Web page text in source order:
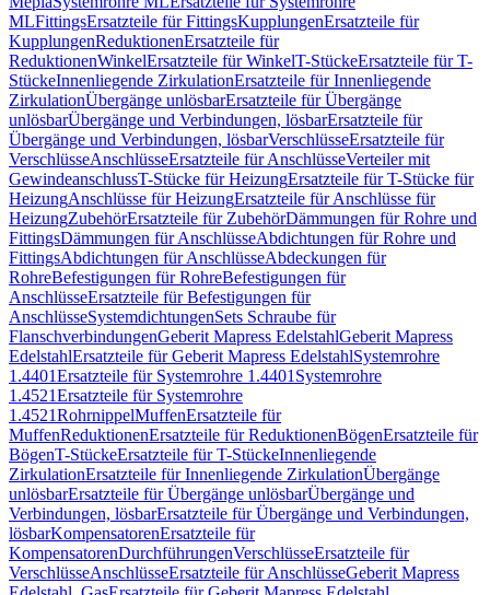
MLFittingsErsatzteile für FittingsKupplungenErsatzteile für
KupplungenReduktionenErsatzteile für
ReduktionenWinkelErsatzteile für WinkelT-StückeErsatzteile für T-
StückeInnenliegende ZirkulationErsatzteile für Innenliegende
ZirkulationÜbergänge unlösbarErsatzteile für Übergänge
unlösbarÜbergänge und Verbindungen, lösbarErsatzteile für
Übergänge und Verbindungen, lösbarVerschlüsseErsatzteile für
VerschlüsseAnschlüsseErsatzteile für AnschlüsseVerteiler mit
GewindeanschlussT-Stücke für HeizungErsatzteile für T-Stücke für
HeizungAnschlüsse für HeizungErsatzteile für Anschlüsse für
HeizungZubehörErsatzteile für ZubehörDämmungen für Rohre und
FittingsDämmungen für AnschlüsseAbdichtungen für Rohre und
FittingsAbdichtungen für AnschlüsseAbdeckungen für
RohreBefestigungen für RohreBefestigungen für
AnschlüsseErsatzteile für Befestigungen für
AnschlüsseSystemdichtungenSets Schraube für
FlanschverbindungenGeberit Mapress EdelstahlGeberit Mapress
EdelstahlErsatzteile für Geberit Mapress EdelstahlSystemrohre
1.4401Ersatzteile für Systemrohre 1.4401 Systemrohre
1.4521Ersatzteile für Systemrohre
1.4521RohrnippelMuffenErsatzteile für
MuffenReduktionenErsatzteile für ReduktionenBögenErsatzteile für
BögenT-StückeErsatzteile für T-StückeInnenliegende
ZirkulationErsatzteile für Innenliegende ZirkulationÜbergänge
unlösbarErsatzteile für Übergänge unlösbarÜbergänge und
Verbindungen, lösbarErsatzteile für Übergänge und Verbindungen,
lösbarKompensatorenErsatzteile für
KompensatorenDurchführungenVerschlüsseErsatzteile für
VerschlüsseAnschlüsseErsatzteile für AnschlüsseGeberit Mapress